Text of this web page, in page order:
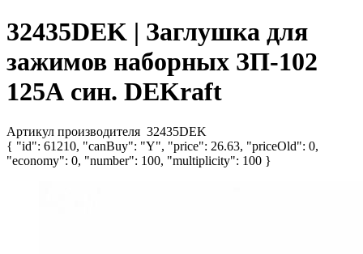
32435DEK | Заглушка для
зажимов наборных ЗП-102
125А син. DEKraft
Артикул производителя 32435DEK
{ "id": 61210, "canBuy": "Y", "price": 26.63, "priceOld": 0,
"economy": 0, "number": 100, "multiplicity": 100 }